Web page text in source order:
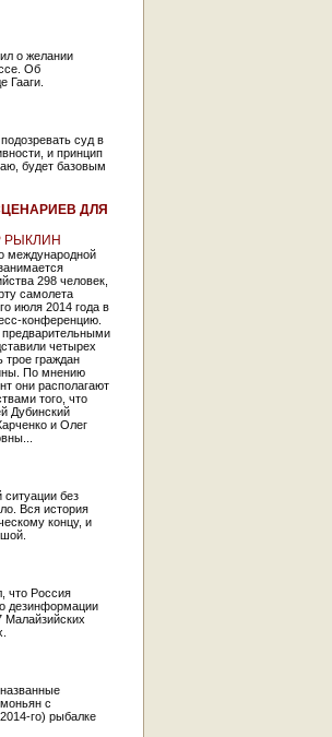
о желании
Об
Гааги.
суд в
и принцип
будет базовым
ДЛЯ
РЫКЛИН
международной
298 человек,
самолета
июля 2014 года в
конференцию.
четырех
граждан
По мнению
они располагают
того, что
Дубинский
и Олег
без
Вся история
концу, и
что Россия
дезинформации
Малайзийских
с
го) рыбалке